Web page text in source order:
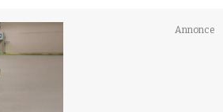
Annonce